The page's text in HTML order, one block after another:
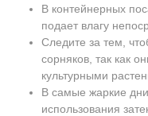
В контейнерных
подает влагу
Следите за тем,
сорняков, так как
культурными
В самые жаркие
использования